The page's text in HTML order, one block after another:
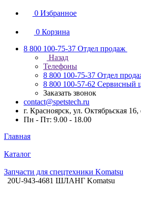
0 Избранное
0 Корзина
8 800 100-75-37 Отдел продаж
Назад
Телефоны
8 800 100-75-37 Отдел
8 800 100-57-62 Сервисный
Заказать звонок
contact@spetstech.ru
г. Красноярск, ул. Октябрьская
Пн - Пт: 9.00 - 18.00
Главная
Каталог
Запчасти для спецтехники Komatsu
20U-943-4681 ШЛАНГ Komatsu